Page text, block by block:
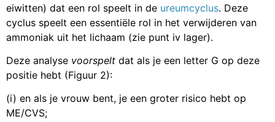
eiwitten) dat een rol speelt in de ureumcyclus. Deze
cyclus speelt een essentiële rol in het verwijderen van
ammoniak uit het lichaam (zie punt iv lager).
Deze analyse voorspelt dat als je een letter G op deze
positie hebt (Figuur 2):
(i) en als je vrouw bent, je een groter risico hebt op
ME/CVS;